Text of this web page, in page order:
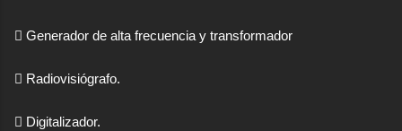
 Generador de alta frecuencia y transformador
 Radiovisiógrafo.
 Digitalizador.